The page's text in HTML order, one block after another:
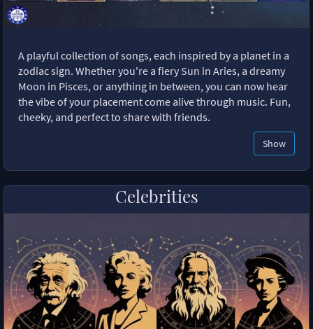
A playful collection of songs, each inspired by a planet in a
zodiac sign. Whether you're a fiery Sun in Aries, a dreamy
Moon in Pisces, or anything in between, you can now hear
the vibe of your placement come alive through music. Fun,
cheeky, and perfect to share with friends.
Show
Celebrities